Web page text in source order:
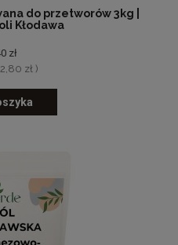
do przetworów 3kg |
Kłodawa
zł
zł )